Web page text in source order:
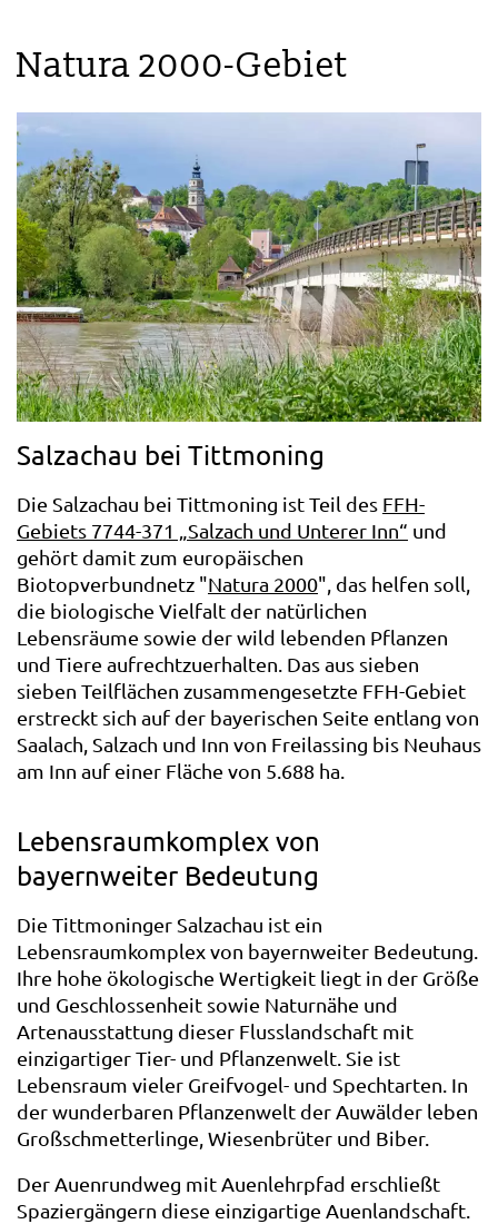
Natura 2000-Gebiet
Salzachau bei Tittmoning
Die Salzachau bei Tittmoning ist Teil des FFH-
Gebiets 7744-371 „Salzach und Unterer Inn“ und
gehört damit zum europäischen
Biotopverbundnetz "Natura 2000", das helfen soll,
die biologische Vielfalt der natürlichen
Lebensräume sowie der wild lebenden Pflanzen
und Tiere aufrechtzuerhalten. Das aus sieben
sieben Teilflächen zusammengesetzte FFH-Gebiet
erstreckt sich auf der bayerischen Seite entlang von
Saalach, Salzach und Inn von Freilassing bis Neuhaus
am Inn auf einer Fläche von 5.688 ha.
Lebensraumkomplex von
bayernweiter Bedeutung
Die Tittmoninger Salzachau ist ein
Lebensraumkomplex von bayernweiter Bedeutung.
Ihre hohe ökologische Wertigkeit liegt in der Größe
und Geschlossenheit sowie Naturnähe und
Artenausstattung dieser Flusslandschaft mit
einzigartiger Tier- und Pflanzenwelt. Sie ist
Lebensraum vieler Greifvogel- und Spechtarten. In
der wunderbaren Pflanzenwelt der Auwälder leben
Großschmetterlinge, Wiesenbrüter und Biber.
Der Auenrundweg mit Auenlehrpfad erschließt
Spaziergängern diese einzigartige Auenlandschaft.